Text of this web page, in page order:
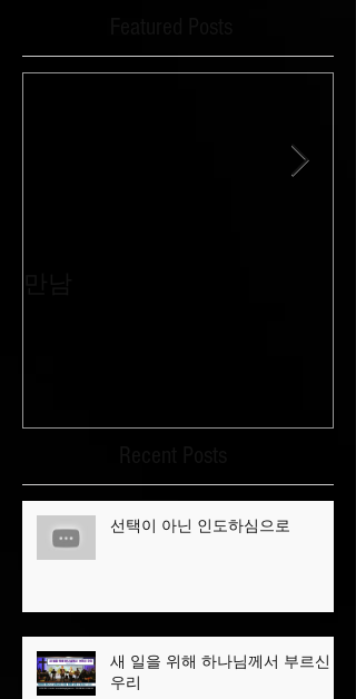
선택이 아닌 인도하심으로
새 일을 위해 하나님께서 부르신
우리